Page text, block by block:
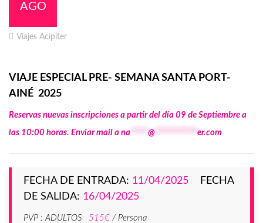
AGO
Viajes Acipiter
VIAJE ESPECIAL PRE- SEMANA SANTA PORT-
AINÉ 2025
Reservas nuevas inscripciones a partir del día 09 de Septiembre a
las 10:00 horas. Enviar mail a na ***** @ ************ er.com
FECHA DE ENTRADA: 11/04/2025 FECHA
DE SALIDA: 16/04/2025
PVP : ADULTOS 515€ / Persona